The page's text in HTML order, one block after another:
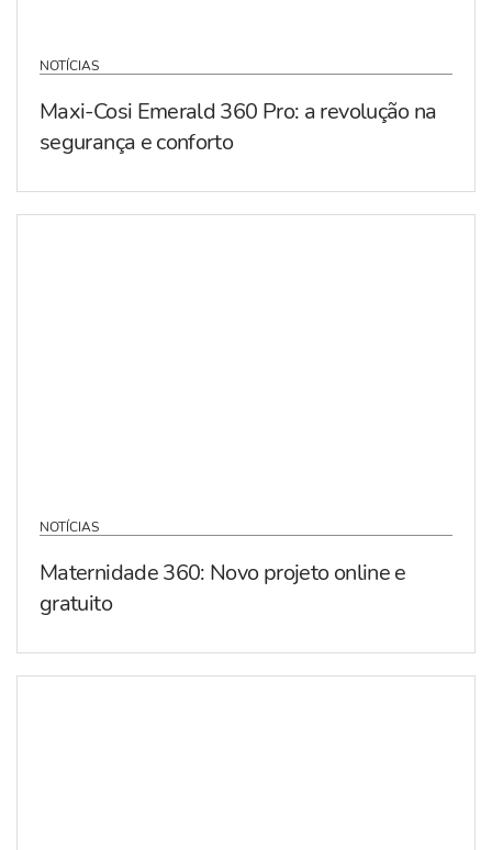
NOTÍCIAS
Maxi-Cosi Emerald 360 Pro: a revolução na
segurança e conforto
NOTÍCIAS
Maternidade 360: Novo projeto online e
gratuito